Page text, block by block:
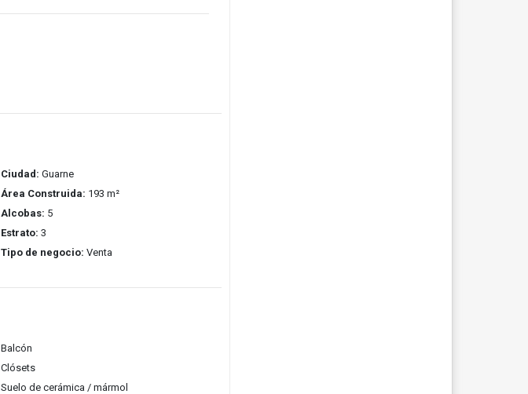
Ciudad: Guarne
Área Construida: 193 m²
Alcobas: 5
Estrato: 3
Tipo de negocio: Venta
Balcón
Clósets
Suelo de cerámica / mármol